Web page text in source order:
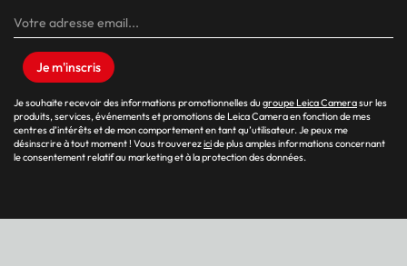
Je m'inscris
Je souhaite recevoir des informations promotionnelles du groupe Leica Camerasur les
produits, services, événements et promotions de Leica Camera en fonction de mes
centres d’intérêts et de mon comportement en tant qu’utilisateur. Je peux me
désinscrire à tout moment ! Vous trouverezicide plus amples informations concernant
le consentement relatif au marketing et à la protection des données.